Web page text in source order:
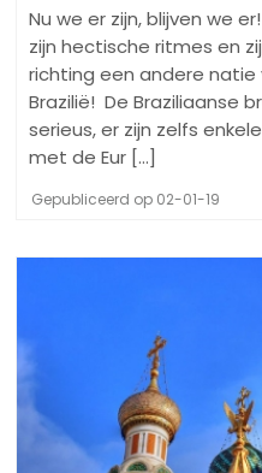
Nu we er zijn, blijven we
zijn hectische ritmes en
richting een andere
Brazilië! De Braziliaanse
serieus, er zijn zelfs
met de Eur [...]
Gepubliceerd op 02-01-19